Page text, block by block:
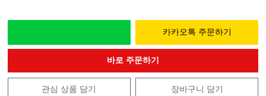
카카오톡 주문하기
바로 주문하기
관심 상품 담기 장바구니 담기